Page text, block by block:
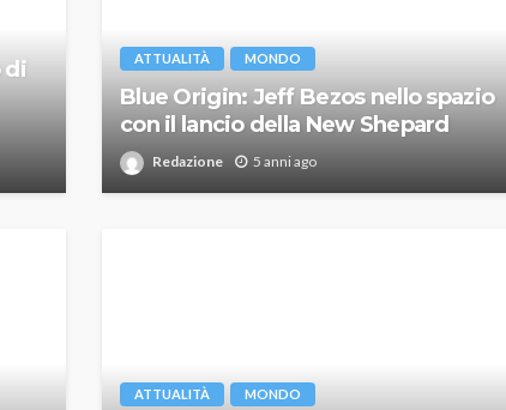
di
ATTUALITÀ MONDO
Blue Origin: Jeff Bezos nello spazio
con il lancio della New Shepard
Redazione 5 anni ago
ATTUALITÀ MONDO